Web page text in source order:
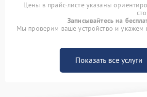
Цены в прайс-листе указаны
Записывайтесь на
Мы проверим ваше устройство и укажем
Показать все услуги